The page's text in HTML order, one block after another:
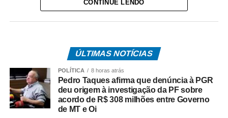
Durante as negociações mediadas pela Justiça do
o Rio Ônibus havia ofertado 4,39%.
O desembargador Gustavo Tadeu Alkmim, da Seção
Especializada em Dissídios Coletivos (Sedic), pediu que
os patrões aumentem a oferta de reajuste para 5%, o
mesmo valor pago as categorias de rodoviários das
CONTINUE LENDO
ÚLTIMAS NOTÍCIAS
POLÍTICA 8 horas atrás
Pedro Taques afirma que denúncia à PGR
deu origem à investigação da PF sobre
acordo de R$ 308 milhões entre Governo
de MT e Oi